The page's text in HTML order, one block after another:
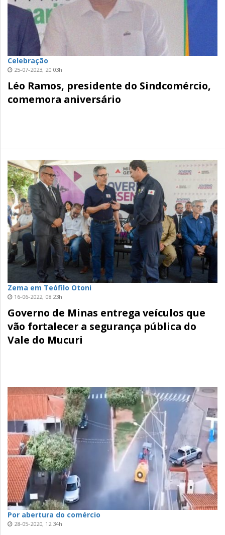
Celebração
25-07-2023, 20:03h
Léo Ramos, presidente do Sindcomércio,
comemora aniversário
Zema em Teófilo Otoni
16-06-2022, 08:23h
Governo de Minas entrega veículos que
vão fortalecer a segurança pública do
Vale do Mucuri
Por abertura do comércio
28-05-2020, 12:34h